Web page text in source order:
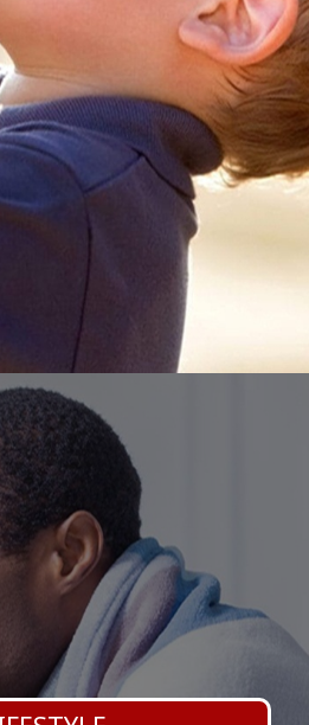
ಮತ್ತು ನೀರಿನಂಶ
ನೋಡಿಕೊಳ್ಳಿ.